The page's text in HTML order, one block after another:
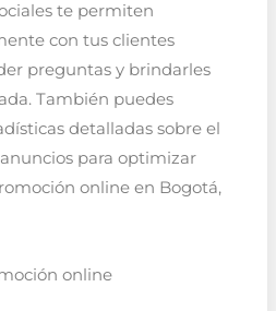
te permiten
con tus clientes
preguntas y brindarles
También puedes
detalladas sobre el
para optimizar
online en Bogotá,